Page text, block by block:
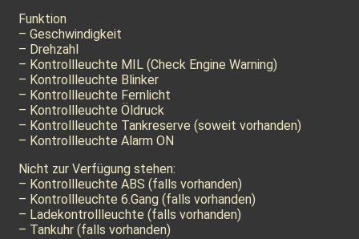
Funktion
– Geschwindigkeit
– Drehzahl
– Kontrollleuchte MIL (Check Engine Warning)
– Kontrollleuchte Blinker
– Kontrollleuchte Fernlicht
– Kontrollleuchte Öldruck
– Kontrollleuchte Tankreserve (soweit vorhanden)
– Kontrollleuchte Alarm ON
Nicht zur Verfügung stehen:
– Kontrollleuchte ABS (falls vorhanden)
– Kontrollleuchte 6.Gang (falls vorhanden)
– Ladekontrollleuchte (falls vorhanden)
– Tankuhr (falls vorhanden)